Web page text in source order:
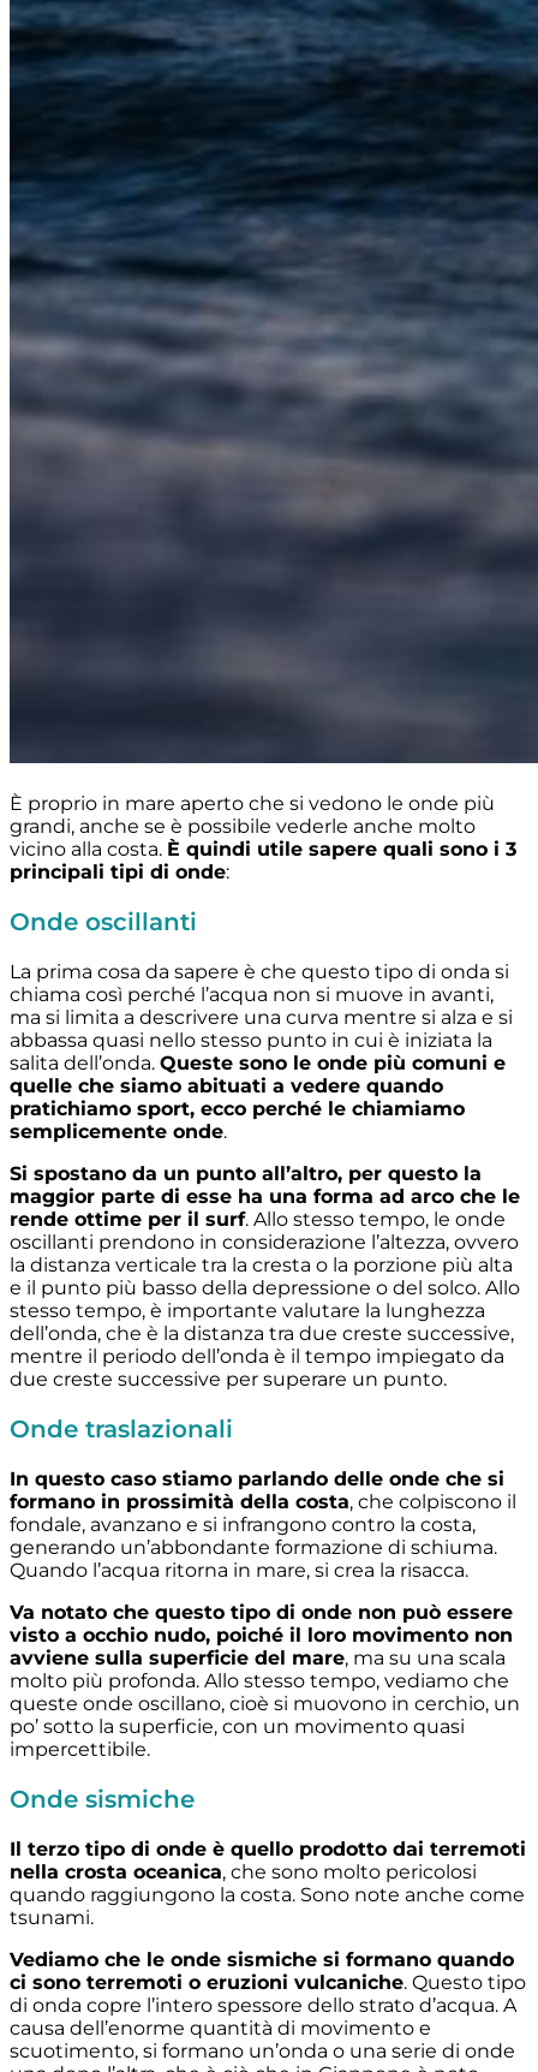
È proprio in mare aperto che si vedono le onde più
grandi, anche se è possibile vederle anche molto
vicino alla costa. È quindi utile sapere quali sono i 3
principali tipi di onde:
Onde oscillanti
La prima cosa da sapere è che questo tipo di onda si
chiama così perché l’acqua non si muove in avanti,
ma si limita a descrivere una curva mentre si alza e si
abbassa quasi nello stesso punto in cui è iniziata la
salita dell’onda. Queste sono le onde più comuni e
quelle che siamo abituati a vedere quando
pratichiamo sport, ecco perché le chiamiamo
semplicemente onde.
Si spostano da un punto all’altro, per questo la
maggior parte di esse ha una forma ad arco che le
rende ottime per il surf. Allo stesso tempo, le onde
oscillanti prendono in considerazione l’altezza, ovvero
la distanza verticale tra la cresta o la porzione più alta
e il punto più basso della depressione o del solco. Allo
stesso tempo, è importante valutare la lunghezza
dell’onda, che è la distanza tra due creste successive,
mentre il periodo dell’onda è il tempo impiegato da
due creste successive per superare un punto.
Onde traslazionali
In questo caso stiamo parlando delle onde che si
formano in prossimità della costa, che colpiscono il
fondale, avanzano e si infrangono contro la costa,
generando un’abbondante formazione di schiuma.
Quando l’acqua ritorna in mare, si crea la risacca.
Va notato che questo tipo di onde non può essere
visto a occhio nudo, poiché il loro movimento non
avviene sulla superficie del mare, ma su una scala
molto più profonda. Allo stesso tempo, vediamo che
queste onde oscillano, cioè si muovono in cerchio, un
po’ sotto la superficie, con un movimento quasi
impercettibile.
Onde sismiche
Il terzo tipo di onde è quello prodotto dai terremoti
nella crosta oceanica, che sono molto pericolosi
quando raggiungono la costa. Sono note anche come
tsunami.
Vediamo che le onde sismiche si formano quando
ci sono terremoti o eruzioni vulcaniche. Questo tipo
di onda copre l’intero spessore dello strato d’acqua. A
causa dell’enorme quantità di movimento e
scuotimento, si formano un’onda o una serie di onde